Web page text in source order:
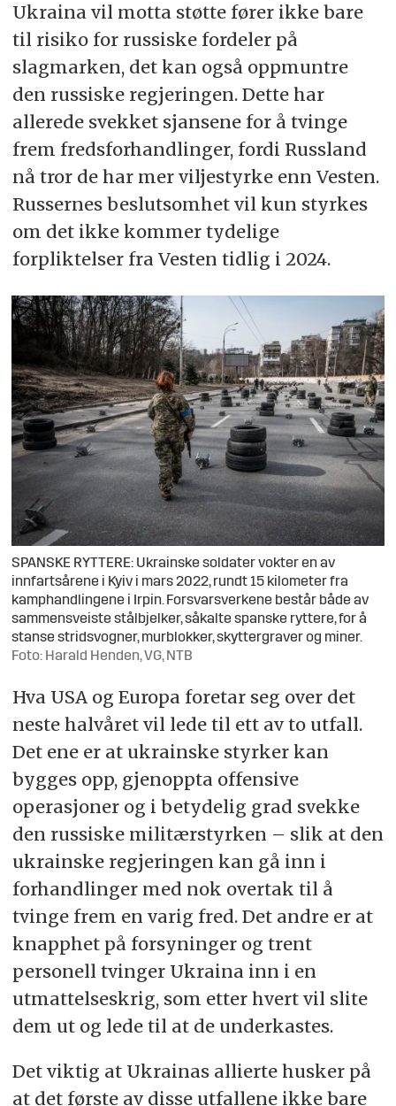
Ukraina vil motta støtte fører ikke bare
til risiko for russiske fordeler på
slagmarken, det kan også oppmuntre
den russiske regjeringen. Dette har
allerede svekket sjansene for å tvinge
frem fredsforhandlinger, fordi Russland
nå tror de har mer viljestyrke enn Vesten.
Russernes beslutsomhet vil kun styrkes
om det ikke kommer tydelige
forpliktelser fra Vesten tidlig i 2024.
SPANSKE RYTTERE: Ukrainske soldater vokter en av
innfartsårene i Kyiv i mars 2022, rundt 15 kilometer fra
kamphandlingene i Irpin. Forsvarsverkene består både av
sammensveiste stålbjelker, såkalte spanske ryttere, for å
stanse stridsvogner, murblokker, skyttergraver og miner.
Foto: Harald Henden, VG, NTB
Hva USA og Europa foretar seg over det
neste halvåret vil lede til ett av to utfall.
Det ene er at ukrainske styrker kan
bygges opp, gjenoppta offensive
operasjoner og i betydelig grad svekke
den russiske militærstyrken – slik at den
ukrainske regjeringen kan gå inn i
forhandlinger med nok overtak til å
tvinge frem en varig fred. Det andre er at
knapphet på forsyninger og trent
personell tvinger Ukraina inn i en
utmattelseskrig, som etter hvert vil slite
dem ut og lede til at de underkastes.
Det viktig at Ukrainas allierte husker på
at det første av disse utfallene ikke bare